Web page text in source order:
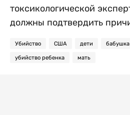
токсикологической
должны подтвердить
Убийство США дети бабушка
убийство ребенка мать